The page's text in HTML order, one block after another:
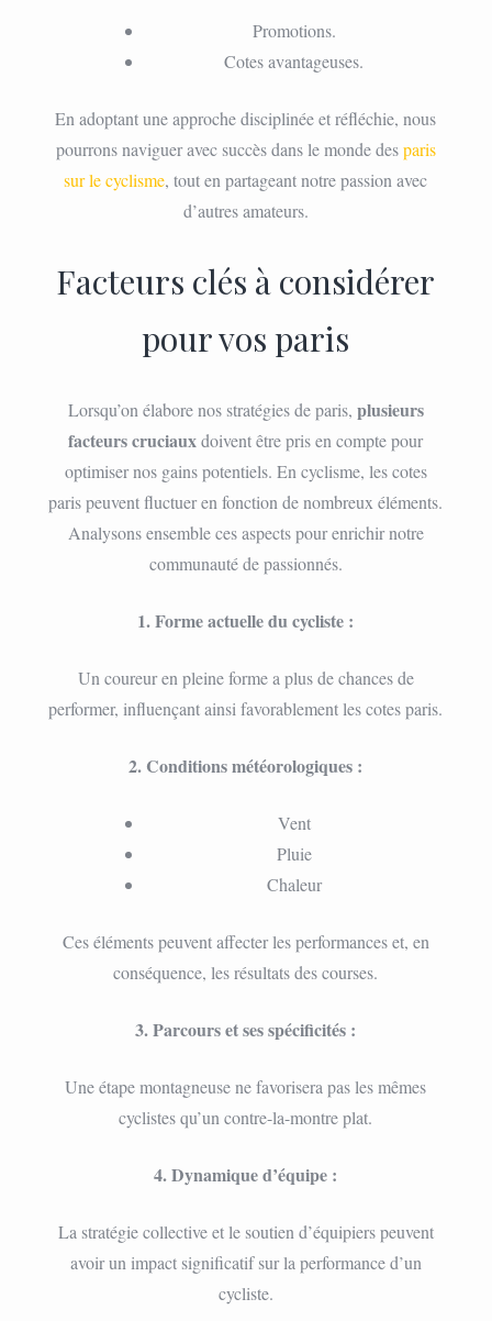
Promotions.
Cotes avantageuses.
En adoptant une approche disciplinée et réfléchie, nous
pourrons naviguer avec succès dans le monde desparis
sur le cyclisme, tout en partageant notre passion avec
d’autres amateurs.
Facteurs clés à considérer
pour vos paris
Lorsqu’on élabore nos stratégies de paris, plusieurs
facteurs cruciauxdoivent être pris en compte pour
optimiser nos gains potentiels. En cyclisme, les cotes
paris peuvent fluctuer en fonction de nombreux éléments.
Analysons ensemble ces aspects pour enrichir notre
communauté de passionnés.
1. Forme actuelle du cycliste :
Un coureur en pleine forme a plus de chances de
performer, influençant ainsi favorablement les cotes paris.
2. Conditions météorologiques :
Vent
Pluie
Chaleur
Ces éléments peuvent affecter les performances et, en
conséquence, les résultats des courses.
3. Parcours et ses spécificités :
Une étape montagneuse ne favorisera pas les mêmes
cyclistes qu’un contre-la-montre plat.
4. Dynamique d’équipe :
La stratégie collective et le soutien d’équipiers peuvent
avoir un impact significatif sur la performance d’un
cycliste.